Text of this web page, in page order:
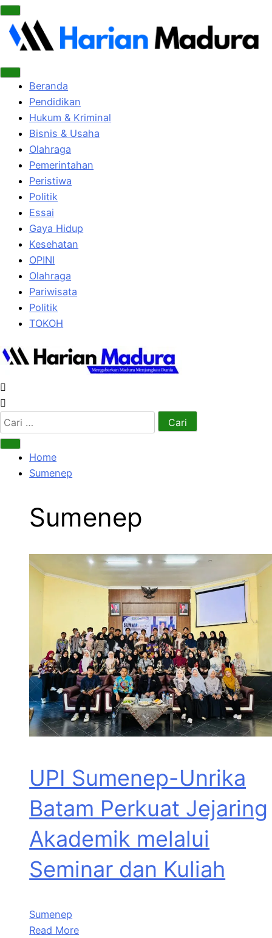
Beranda
Pendidikan
Hukum & Kriminal
Bisnis & Usaha
Olahraga
Pemerintahan
Peristiwa
Politik
Essai
Gaya Hidup
Kesehatan
OPINI
Olahraga
Pariwisata
Politik
TOKOH
Cari
untuk:
Home
Sumenep
Sumenep
UPI Sumenep-Unrika
Batam Perkuat Jejaring
Akademik melalui
Seminar dan Kuliah
Sumenep
Read More